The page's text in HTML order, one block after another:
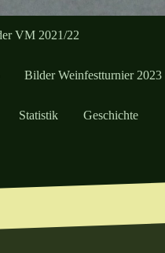
VM 2021/22
Bilder Weinfestturnier 2023
Statistik Geschichte